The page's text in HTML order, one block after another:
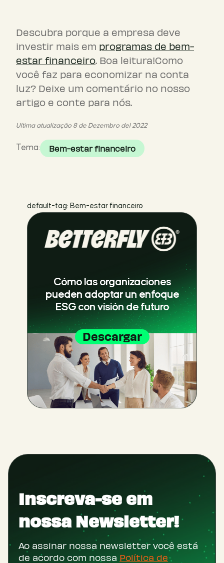
Descubra porque a empresa deve
investir mais em programas de bem-
estar financeiro. Boa leitura!Como
você faz para economizar na conta
luz? Deixe um comentário no nosso
artigo e conte para nós.
Ultima atualização 8 de Dezembro del 2022
Tema: Bem-estar financeiro
default-tag: Bem-estar financeiro
Cómo las organizaciones
pueden adoptar un enfoque
ESG con visión de futuro
Descargar
Inscreva-se em
nossa Newsletter!
Ao assinar nossa newsletter você está
de acordo com nossa Política de